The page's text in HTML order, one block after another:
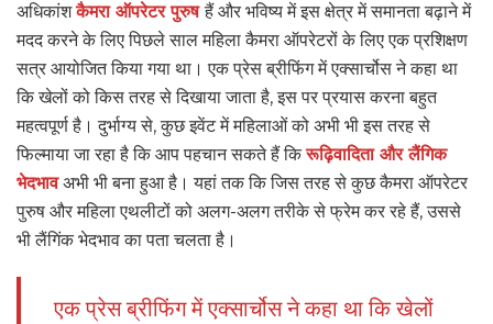
अधिकांशकैमरा ऑपरेटर पुरुषहैं और भविष्य में इस क्षेत्र में समानता बढ़ाने में
मदद करने के लिए पिछले साल महिला कैमरा ऑपरेटरों के लिए एक प्रशिक्षण
सत्र आयोजित किया गया था। एक प्रेस ब्रीफिंग में एक्सार्चोस ने कहा था
कि खेलों को किस तरह से दिखाया जाता है, इस पर प्रयास करना बहुत
महत्वपूर्ण है। दुर्भाग्य से, कुछ इवेंट में महिलाओं को अभी भी इस तरह से
फिल्माया जा रहा है कि आप पहचान सकते हैं किरूढ़िवादिता और लैंगिक
भेदभावअभी भी बना हुआ है। यहां तक ​​कि जिस तरह से कुछ कैमरा ऑपरेटर
पुरुष और महिला एथलीटों को अलग-अलग तरीके से फ्रेम कर रहे हैं, उससे
भी लैंगिंक भेदभाव का पता चलता है।
एक प्रेस ब्रीफिंग में एक्सार्चोस ने कहा था कि खेलों